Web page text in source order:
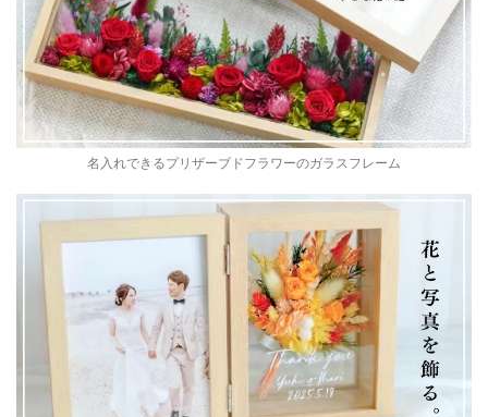
名入れできるプリザーブドフラワーのガラスフレーム